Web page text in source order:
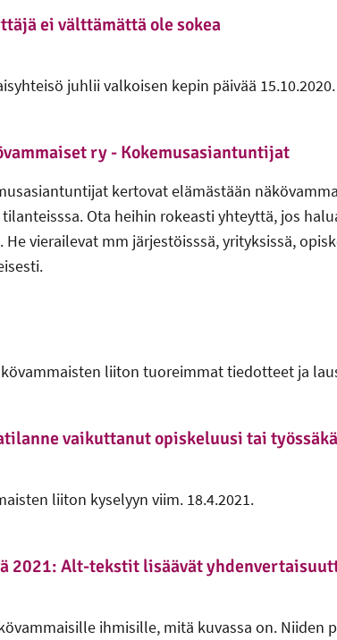
ei välttämättä ole sokea
juhlii valkoisen kepin päivää 15.10.2020.
ry - Kokemusasiantuntijat
kertovat elämästään
Ota heihin rokeasti yhteyttä, jos
vierailevat mm järjestöisssä, yrityksissä,
liiton tuoreimmat tiedotteet ja
vaikuttanut opiskeluusi tai
liiton kyselyyn viim. 18.4.2021.
2021: Alt-tekstit lisäävät
ihmisille, mitä kuvassa on. Niiden